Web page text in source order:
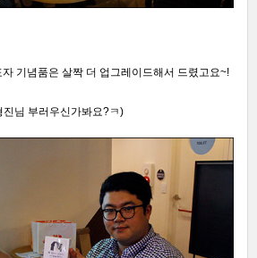
기념품은 살짝 더 업그레이드해서 드렸고요~!
진님 부러우신가봐요?ㅋ)